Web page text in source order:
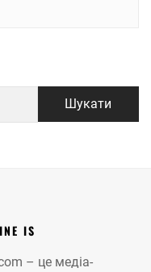
IS
– це медіа-